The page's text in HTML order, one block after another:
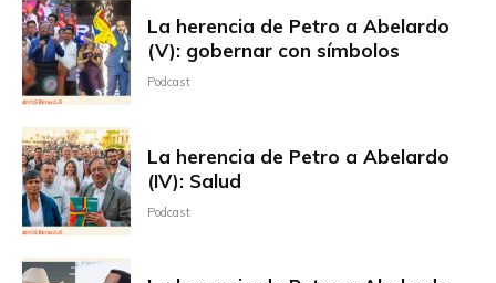
La herencia de Petro a Abelardo
(V): gobernar con símbolos
Podcast
La herencia de Petro a Abelardo
(IV): Salud
Podcast